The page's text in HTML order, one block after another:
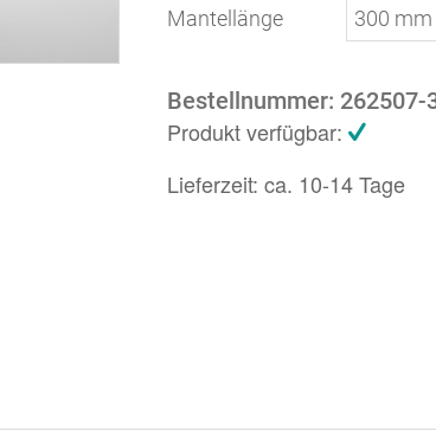
Mantellänge
Bestellnummer: 262507-
Produkt verfügbar:
Lieferzeit: ca. 10-14 Tage